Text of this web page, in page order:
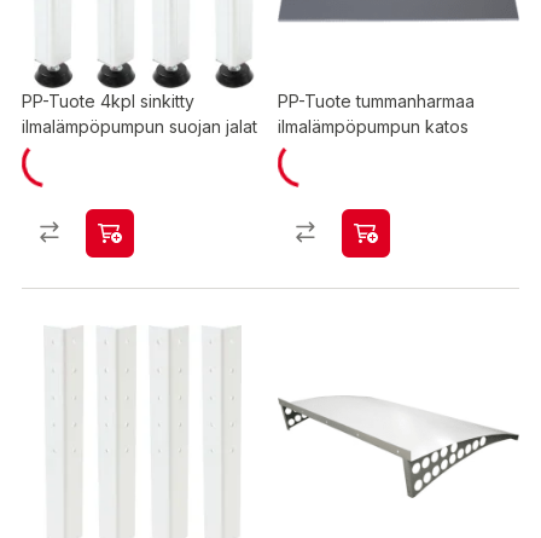
PP-Tuote 4kpl sinkitty
ilmalämpöpumpun suojan jalat
PP-Tuote tummanharmaa
ilmalämpöpumpun katos